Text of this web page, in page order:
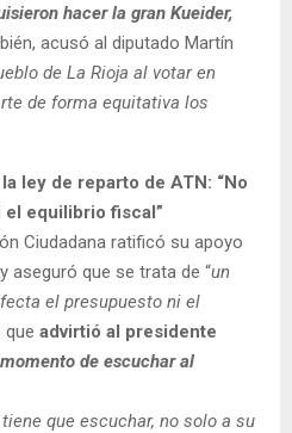
hacer la gran Kueider,
acusó al diputado Martín
de La Rioja al votar en
de forma equitativa los
ley de reparto de ATN: “No
equilibrio fiscal”
Ciudadana ratificó su apoyo
aseguró que se trata de “un
el presupuesto ni el
que advirtió al presidente
de escuchar al
que escuchar, no solo a su